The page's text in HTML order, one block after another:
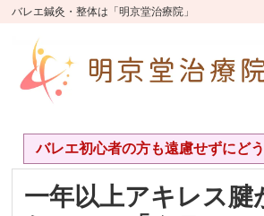
バレエ鍼灸・整体は「明京堂治療院」
バレエ初心者の方も遠慮せずにど
一年以上アキレス腱